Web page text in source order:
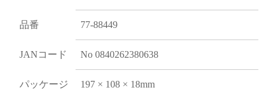
品番 77-88449
JANコード No 0840262380638
パッケージ
197 × 108 × 18mm